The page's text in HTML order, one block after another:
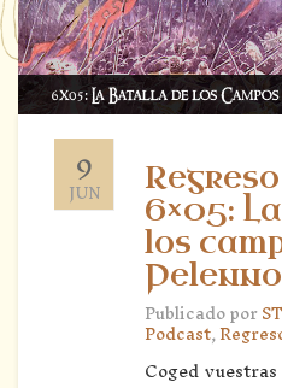
9
JUN
6×05:
los
Publicado por
Podcast,
Coged